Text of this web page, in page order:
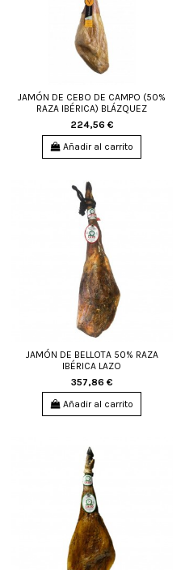
JAMÓN DE CEBO DE CAMPO (50%
RAZA IBÉRICA) BLÁZQUEZ
224,56 €
Añadir al carrito
JAMÓN DE BELLOTA 50% RAZA
IBÉRICA LAZO
357,86 €
Añadir al carrito